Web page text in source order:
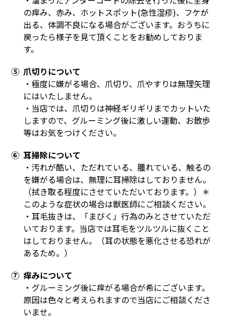
の痒み、赤み、ホットスポット(急性湿疹)、フケが
出る、体調不良になる場合がございます。おうちに
戻ったら様子を見て頂くことをお勧めしておりま
す。
⑤ 爪切りについて
・極度に嫌がる場合、爪切り、爪やすりは無理矢理
にはいたしません。
・当店では、爪切りは神経ギリギリまでカットいた
しますので、グルーミング後に激しい運動、お散歩
等はお気をつけください。
⑥ 耳掃除について
・汚れが酷い、ただれている、腫れている、触るの
を嫌がる場合は、無理に耳掃除はしておりません。
（拭き取る程度にさせていただいております。）＊
このような症状の場合は獣医師にご相談ください。
・耳毛抜きは、「まびく」行為のみとさせていただ
いております。当店では耳毛をツルツルに抜くこと
はしておりません。（耳の状態を悪化させる恐れが
あるため。）
⑦ 痒みについて
・グルーミング後に痒がる場合が希にございます。
原因は色々と考えられますので当店にご相談くださ
いませ。